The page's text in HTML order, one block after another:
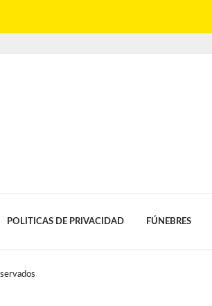
POLITICAS DE PRIVACIDAD FÚNEBRES